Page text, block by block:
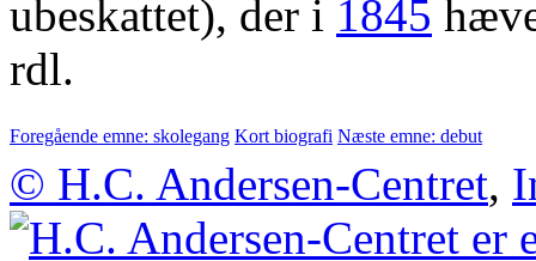
ubeskattet), der i 1845
rdl.
Foregående emne: skolegang Kort biografi Næste emne: debut
© H.C. Andersen-Centret,